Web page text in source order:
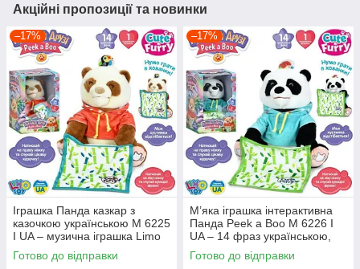
Акційні пропозиції та новинки
–17%
Іграшка Панда казкар з
казочкою українською M 6225
I UA – музична іграшка Limo
Toy 27 см, ідеальний
подарунок
Готово до відправки
–17%
М’яка іграшка інтерактивна
Панда Peek a Boo M 6226 I
UA – 14 фраз українською,
грає в хованки
Готово до відправки